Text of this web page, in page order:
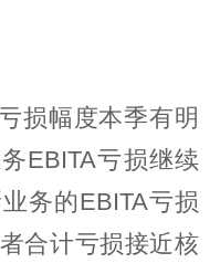
损幅度本季有明
EBITA亏损继续
务的EBITA亏损
合计亏损接近核